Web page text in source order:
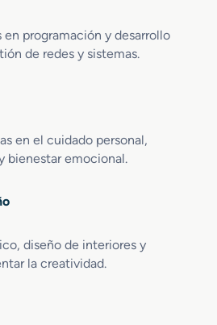
programación y desarrollo
de redes y sistemas.
en el cuidado personal,
bienestar emocional.
diseño de interiores y
la creatividad.